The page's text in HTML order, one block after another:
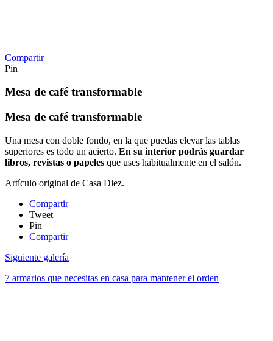
Compartir
Pin
Mesa de café transformable
Mesa de café transformable
Una mesa con doble fondo, en la que puedas elevar las tablas
superiores es todo un acierto. En su interior podrás guardar
libros, revistas o papeles que uses habitualmente en el salón.
Artículo original de Casa Diez.
Compartir
Tweet
Pin
Compartir
Siguiente galería
7 armarios que necesitas en casa para mantener el orden